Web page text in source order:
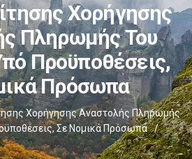
Χορήγησης
Πληρωμής Του
Προϋποθέσεις,
Πρόσωπα
Χορήγησης Αναστολής Πληρωμής
Σε Νομικά Πρόσωπα
/